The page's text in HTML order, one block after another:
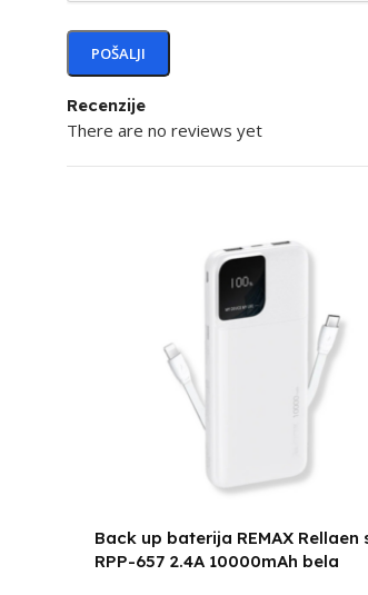
Recenzije
There are no reviews yet
Back up baterija REMAX Rellaen
RPP-657 2.4A 10000mAh bela